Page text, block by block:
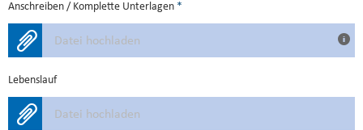
Anschreiben / Komplette Unterlagen *
Datei hochladen
Lebenslauf
Datei hochladen